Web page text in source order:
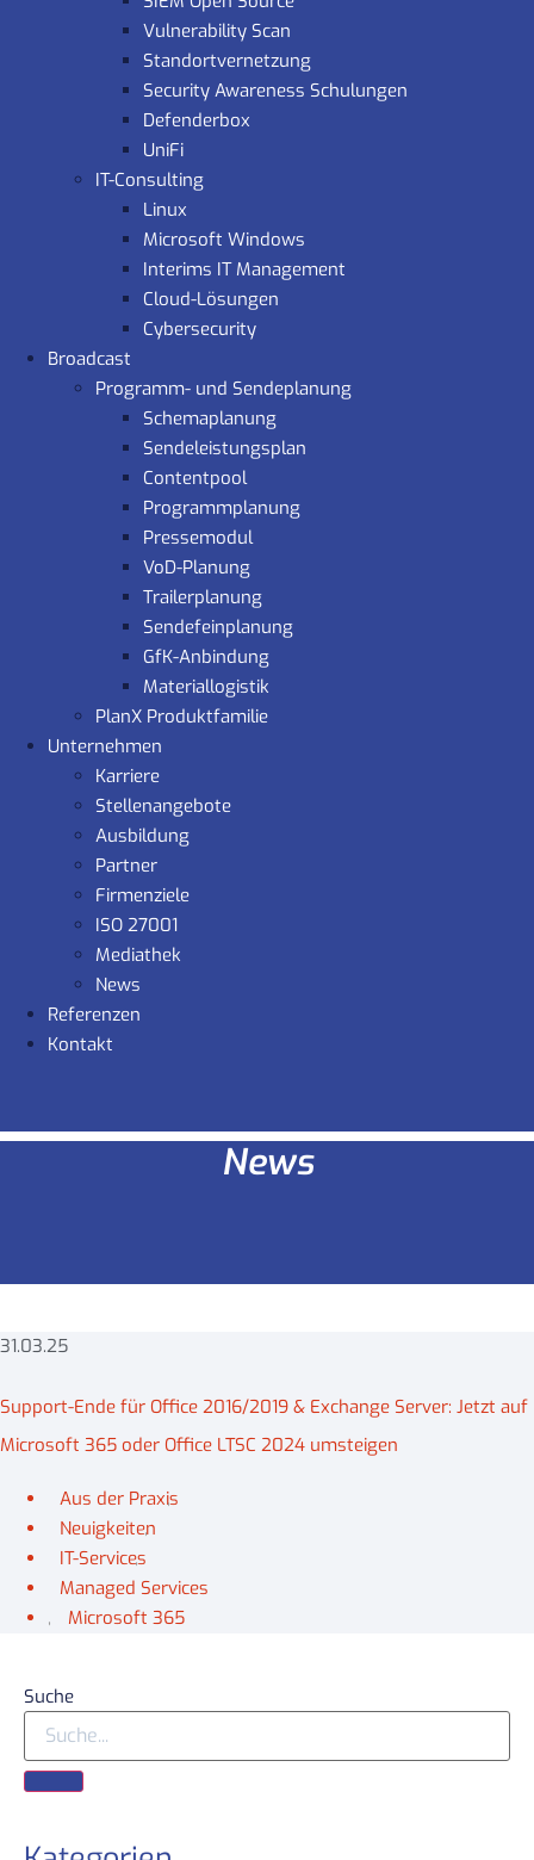
Vulnerability Scan
Standortvernetzung
Security Awareness Schulungen
Defenderbox
UniFi
IT-Consulting
Linux
Microsoft Windows
Interims IT Management
Cloud-Lösungen
Cybersecurity
Broadcast
Programm- und Sendeplanung
Schemaplanung
Sendeleistungsplan
Contentpool
Programmplanung
Pressemodul
VoD-Planung
Trailerplanung
Sendefeinplanung
GfK-Anbindung
Materiallogistik
PlanX Produktfamilie
Unternehmen
Karriere
Stellenangebote
Ausbildung
Partner
Firmenziele
ISO 27001
Mediathek
News
Referenzen
Kontakt
News
31.03.25
Support-Ende für Office 2016/2019 & Exchange Server: Jetzt auf
Microsoft 365 oder Office LTSC 2024 umsteigen
Aus der Praxis
,
Neuigkeiten
,
IT-Services
,
Managed Services
,
Microsoft 365
Suche